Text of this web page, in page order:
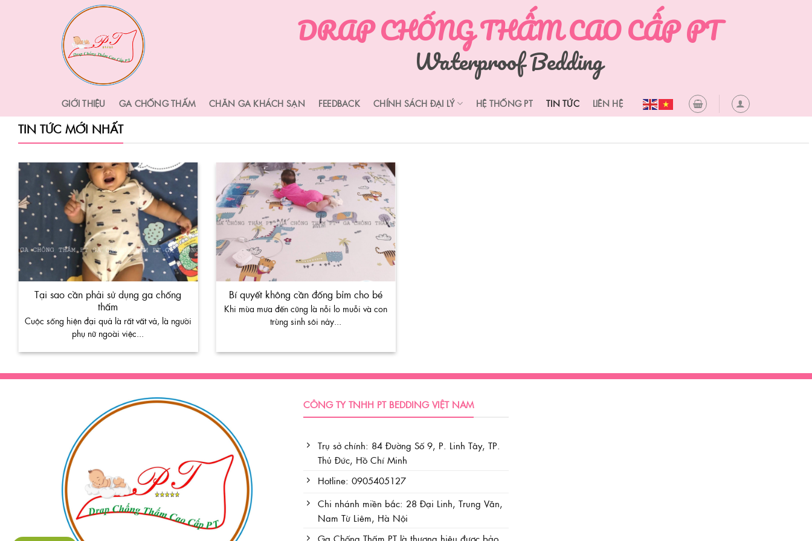
DRAP CHỐNG THẤM CAO CẤP PT
Waterproof Bedding
GIỚI THIỆU GA CHỐNG THẤM CHĂN GA KHÁCH SẠN FEEDBACK CHÍNH SÁCH ĐẠI LÝ HỆ THỐNG PT TIN TỨC LIÊN HỆ
TIN TỨC MỚI NHẤT
Tại sao cần phải sử dụng ga chống
thấm
Cuộc sống hiện đại quả là rất vất vả, là người
phụ nữ ngoài việc...
Bí quyết không cần đống bỉm cho bé
Khi mùa mưa đến cũng là nỗi lo muỗi và con
trùng sinh sôi nảy...
CÔNG TY TNHH PT BEDDING VIỆT NAM
Trụ sở chính: 84 Đường Số 9, P. Linh Tây, TP.
Thủ Đức, Hồ Chí Minh
Hotline: 0905405127
Chi nhánh miền bắc: 28 Đại Linh, Trung Văn,
Nam Từ Liêm, Hà Nội
Ga Chống Thấm PT là thương hiệu được bảo